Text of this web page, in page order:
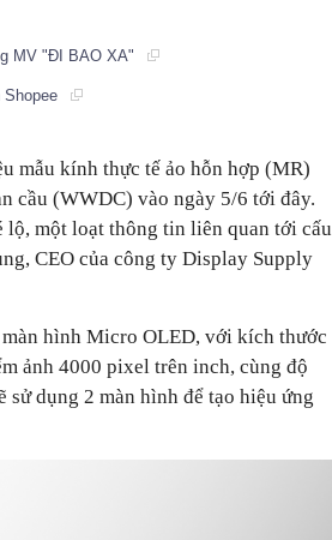
MV "ĐI BAO XA"
mẫu kính thực tế ảo hỗn hợp (MR)
cầu (WWDC) vào ngày 5/6 tới đây.
một loạt thông tin liên quan tới cấu
CEO của công ty Display Supply
hình Micro OLED, với kích thước
ảnh 4000 pixel trên inch, cùng độ
dụng 2 màn hình để tạo hiệu ứng